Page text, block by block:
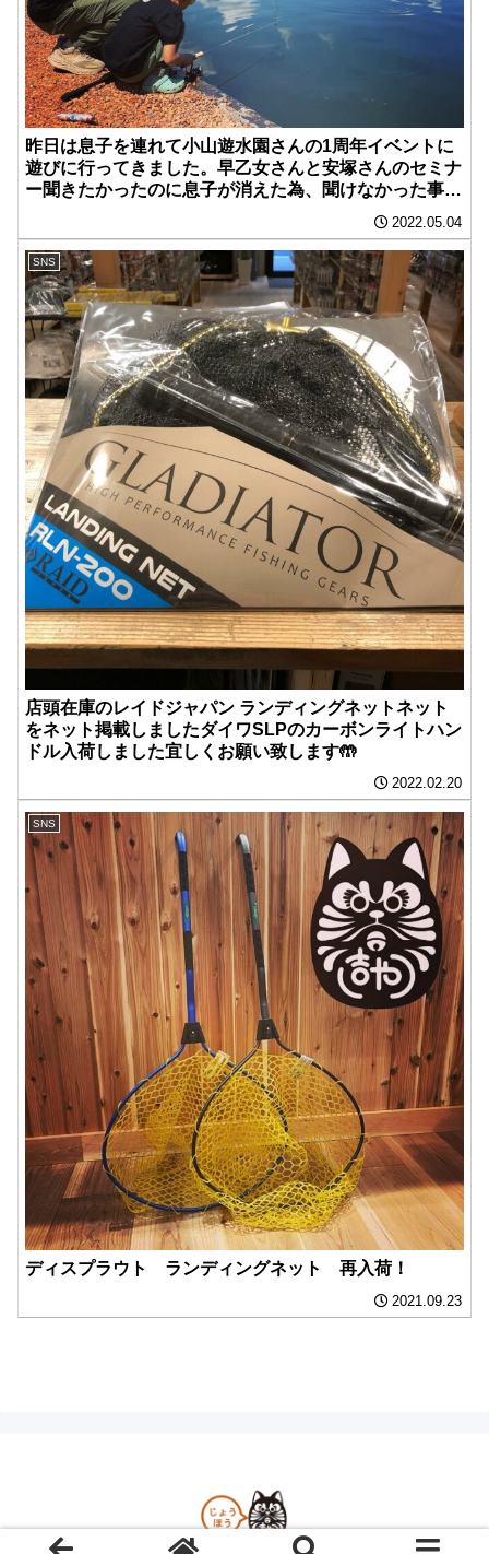
昨日は息子を連れて小山遊水園さんの1周年イベントに
遊びに行ってきました。早乙女さんと安塚さんのセミナ
ー聞きたかったのに息子が消えた為、聞けなかった事が
悔やまれます。ベルベットアーツさんブースに展示して
いたリリーサーと開発中のネットは絶対買おうと決めま
した。
2022.05.04
SNS
店頭在庫のレイドジャパン ランディングネットネット
をネット掲載しましたダイワSLPのカーボンライトハン
ドル入荷しました宜しくお願い致します🤲
2022.02.20
SNS
ディスプラウト ランディングネット 再入荷！
2021.09.23